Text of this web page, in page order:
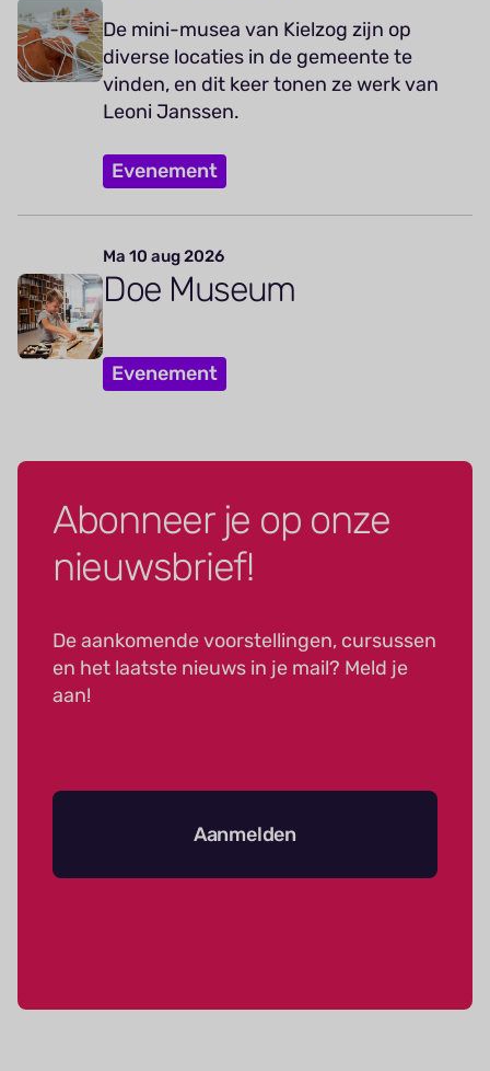
De mini-musea van Kielzog zijn op
diverse locaties in de gemeente te
vinden, en dit keer tonen ze werk van
Leoni Janssen.
Evenement
Ma 10 aug 2026
Doe Museum
Evenement
Abonneer je op onze
nieuwsbrief!
De aankomende voorstellingen, cursussen
en het laatste nieuws in je mail? Meld je
aan!
Aanmelden